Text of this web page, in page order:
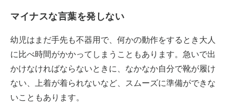
マイナスな言葉を発しない
幼児はまだ手先も不器用で、何かの動作をするとき大人
に比べ時間がかかってしまうこともあります。急いで出
かけなければならないときに、なかなか自分で靴が履け
ない、上着が着られないなど、スムーズに準備ができな
いこともあります。